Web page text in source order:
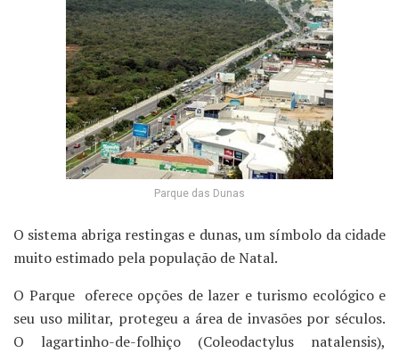
Parque das Dunas
O sistema abriga restingas e dunas, um símbolo da cidade
muito estimado pela população de Natal.
O Parque oferece opções de lazer e turismo ecológico e
seu uso militar, protegeu a área de invasões por séculos.
O lagartinho-de-folhiço (Coleodactylus natalensis),